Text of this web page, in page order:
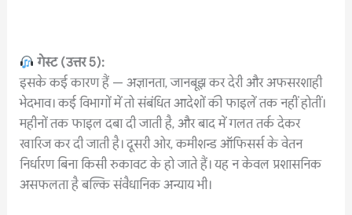
गेस्ट(उत्तर5):
इसके कई कारण हैं — अज्ञानता, जानबूझ कर देरी और अफसरशाही
भेदभाव। कई विभागों में तो संबंधित आदेशों की फाइलें तक नहीं होतीं।
महीनों तक फाइल दबा दी जाती है, और बाद में गलत तर्क देकर
खारिज कर दी जाती है। दूसरी ओर, कमीशन्ड ऑफिसर्स के वेतन
निर्धारण बिना किसी रुकावट के हो जाते हैं। यह न केवल प्रशासनिक
असफलता है बल्कि संवैधानिक अन्याय भी।